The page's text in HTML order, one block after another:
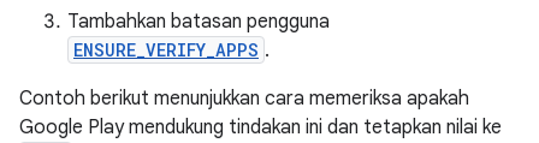
Tambahkan batasan pengguna
ENSURE_VERIFY_APPS .
Contoh berikut menunjukkan cara memeriksa apakah
Google Play mendukung tindakan ini dan tetapkan nilai ke